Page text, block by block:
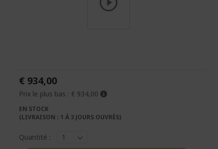
Galerie
d’images
€ 934,00
Prix le plus bas : € 934,00
EN STOCK
(LIVRAISON : 1 À 3 JOURS OUVRÉS)
Quantité :